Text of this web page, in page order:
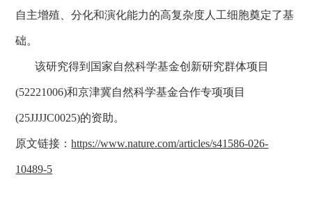
自主增殖、分化和演化能力的高复杂度人工细胞奠定了基
础。
该研究得到 国家自然科学基金创新研究群体项目
(52221006)和京津冀自然科学基金合作专项项目
(25JJJJC0025)的资助。
原文链接 ：https://www.nature.com/articles/s41586-026-
10489-5